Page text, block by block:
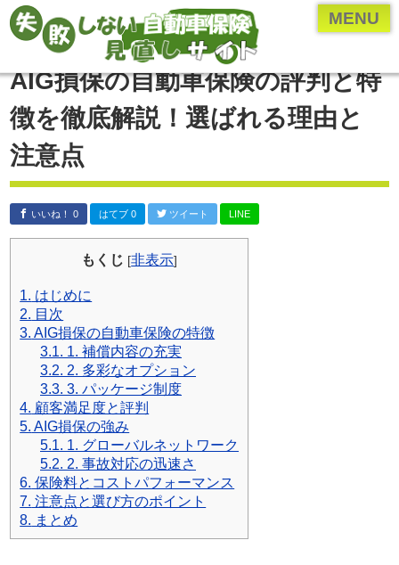
MENU
ページメニュー一覧
乗り換え(切り替え)・見直しについて
保険のプロ直伝、お得な情報やとっておきの情報
各保険会社・保険業界の研究
年齢・車種別の保険内容を検証
自動車保険の付随知識
自動車保険の基礎知識
運営者について
運営者：河原あたる
保険代理店に勤める現役の
保険営業マン。
代理店に勤める前は
ペーパードライバー。
保険業界に入るまで
自動車保険の知識は全くなかった。
現在では年間７００件以上の
自動車保険の新規・変更手続き、
年間３００件以上の
自動車事故の対応を行う。
AIG損保の自動車保険の評判と特
徴を徹底解説！選ばれる理由と
注意点
いいね！ 0 はてブ 0 ツイート LINE
もくじ [非表示]
1. はじめに
2. 目次
3. AIG損保の自動車保険の特徴
3.1. 1. 補償内容の充実
3.2. 2. 多彩なオプション
3.3. 3. パッケージ制度
4. 顧客満足度と評判
5. AIG損保の強み
5.1. 1. グローバルネットワーク
5.2. 2. 事故対応の迅速さ
6. 保険料とコストパフォーマンス
7. 注意点と選び方のポイント
8. まとめ